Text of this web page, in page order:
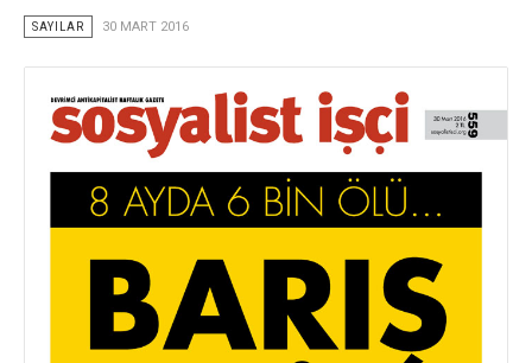
SAYILAR 30 MART 2016